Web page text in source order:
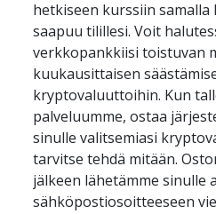
hetkiseen kurssiin
saapuu tilillesi. Voit
verkkopankkiisi toistuvan
kuukausittaisen
kryptovaluuttoihin. Kun
palveluumme, ostaa
sinulle valitsemiasi
tarvitse tehdä mitään.
jälkeen lähetämme sinulle
sähköpostiosoitteeseen